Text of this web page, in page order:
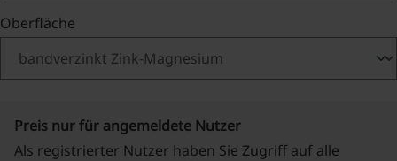
Oberfläche
Preis nur für angemeldete Nutzer
Als registrierter Nutzer haben Sie Zugriff auf alle